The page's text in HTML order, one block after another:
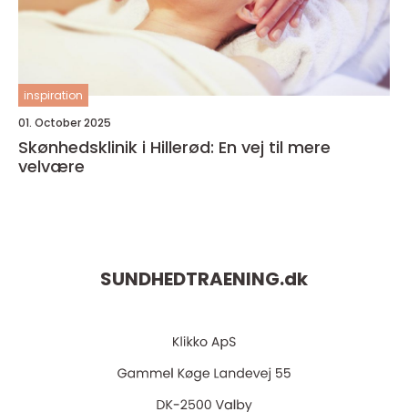
inspiration
01. October 2025
Skønhedsklinik i Hillerød: En vej til mere
velvære
SUNDHEDTRAENING.dk